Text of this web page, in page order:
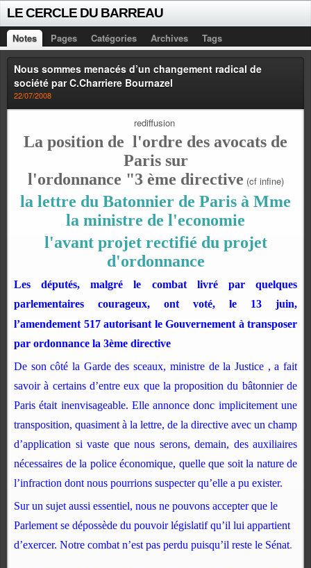
LE CERCLE DU BARREAU
Notes Pages Catégories Archives Tags
Nous sommes menacés d’un changement radical de
société par C.Charriere Bournazel
22/07/2008
rediffusion
La position de l'ordre des avocats de
Paris sur
l'ordonnance "3 ème directive (cf infine)
la lettre du Batonnier de Paris à Mme
la ministre de l'economie
l'avant projet rectifié du projet
d'ordonnance
Les députés, malgré le combat livré par
quelques
parlementaires courageux, ont voté, le 13 juin,
l’amendement 517 autorisant le Gouvernement à transposer
par ordonnance la 3ème directive
De son côté la Garde des sceaux, ministre de la Justice , a fait
savoir à certains d’entre eux que la proposition du bâtonnier de
Paris était inenvisageable. Elle annonce donc implicitement une
transposition, quasiment à la lettre, de la directive avec un champ
d’application si vaste que nous serons, demain, des auxiliaires
nécessaires de la police économique, quelle que soit la nature de
l’infraction dont nous pourrions suspecter qu’elle a pu exister.
Sur un sujet aussi essentiel, nous ne pouvons accepter que le
Parlement se dépossède du pouvoir législatif qu’il lui appartient
d’exercer. Notre combat n’est pas perdu puisqu’il reste le Sénat.